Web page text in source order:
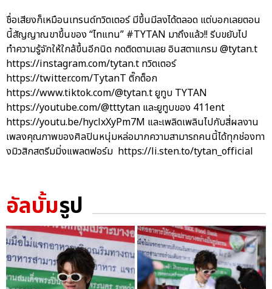
ชื่อเสียงก็เหมือนเทรนด์ทวิตเตอร์ มีขึ้นมีลงได้ตลอด แต่บอกเลยตอน
นี้สัญญาณขาขึ้นของ “ไทแทน” #TYTAN มาถึงแล้ว!! รีบขยับไป
ทำความรู้จักให้ใกล้ขึ้นอีกนิด กดติดตามเลย อินสตาแกรม @tytan.t
https://instagram.com/tytan.t ทวิตเตอร์
https://twitter.com/TytanT ติ๊กต็อก
https://www.tiktok.com/@tytan.t ยูทูบ TYTAN
https://youtube.com/@tttytan และยูทูบของ 411ent
https://youtu.be/hyclxXyPm7M และเพลิดเพลินไปกับสี่ผลงาน
เพลงคุณภาพของศิลปินหนุ่มหล่อมากความสามารถคนนี้ได้ทุกช่องทา
งมิวสิกสตรีมมิ่งแพลตฟอร์ม https://li.sten.to/tytan_official
อัลบั้มรูป